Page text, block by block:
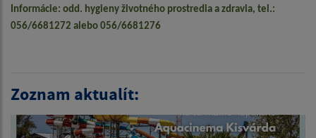
Informácie: odd. hygieny životného prostredia a zdravia, tel.:
056/6681272 alebo 056/6681276
Zoznam aktualít: